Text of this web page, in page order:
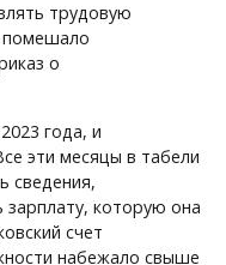
трудовую
помешало
о
года, и
эти месяцы в табели
сведения,
которую она
счет
набежало свыше